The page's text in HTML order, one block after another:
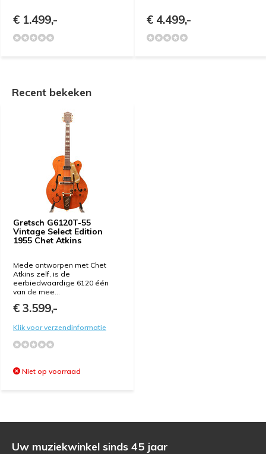
€ 1.499,- € 4.499,-
Recent bekeken
Gretsch G6120T-55
Vintage Select Edition
1955 Chet Atkins
Mede ontworpen met Chet
Atkins zelf, is de
eerbiedwaardige 6120 één
van de mee...
€ 3.599,-
Klik voor verzendinformatie
Niet op voorraad
Uw muziekwinkel sinds 45 jaar